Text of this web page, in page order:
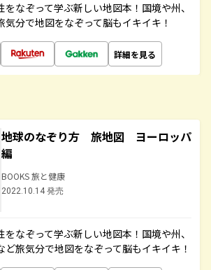
なぞって学ぶ新しい地図本！国境や州、
分で地図をなぞって脳もイキイキ！
詳細を見る
地球のなぞり方 旅地図 ヨーロッパ
編
BOOKS 旅と健康
2022.10.14 発売
なぞって学ぶ新しい地図本！国境や州、
旅気分で地図をなぞって脳もイキイキ！